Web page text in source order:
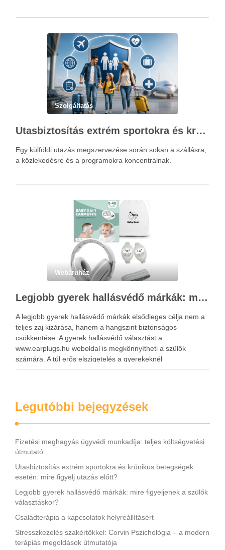
Szolgáltatás
Utasbiztosítás extrém sportokra és krónikus betegségek esetén: mire figyelj utazás előtt?
Egy külföldi utazás megszervezése során sokan a szállásra,
a közlekedésre és a programokra koncentrálnak.
Webáruház
Legjobb gyerek hallásvédő márkák: mire figyeljenek a szülők választáskor?
A legjobb gyerek hallásvédő márkák elsődleges célja nem a
teljes zaj kizárása, hanem a hangszint biztonságos
csökkentése. A gyerek hallásvédő választást a
www.earplugs.hu weboldal is megkönnyítheti a szülők
számára. A túl erős elszigetelés a gyerekeknél
kényelmetlenséget, félelmet vagy dezorientáltságot is
Legutóbbi bejegyzések
Fizetési meghagyás ügyvédi munkadíja: teljes költségvetési
útmutató
Utasbiztosítás extrém sportokra és krónikus betegségek
esetén: mire figyelj utazás előtt?
Legjobb gyerek hallásvédő márkák: mire figyeljenek a szülők
választáskor?
Családterápia a kapcsolatok helyreállításért
Stresszkezelés szakértőkkel: Corvin Pszichológia – a modern
terápiás megoldások útmutatója